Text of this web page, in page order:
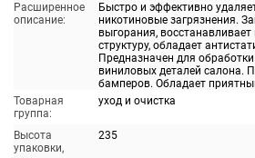
Расширенное
описание:
Быстро и эффективно
никотиновые загрязнения.
выгорания,
структуру, обладает
Предназначен для
виниловых деталей салона.
бамперов. Обладает
Товарная
группа:
уход и очистка
Высота
упаковки,
235